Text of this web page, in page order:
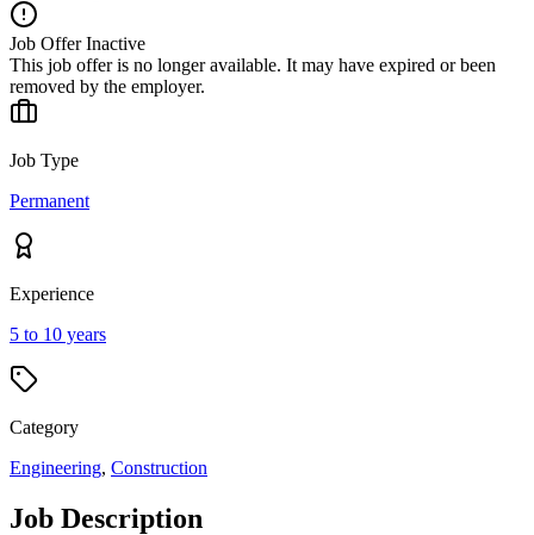
Job Offer Inactive
This job offer is no longer available. It may have expired or been
removed by the employer.
Job Type
Permanent
Experience
5 to 10 years
Category
Engineering, Construction
Job Description